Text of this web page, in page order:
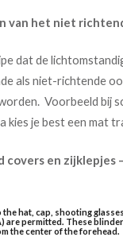
van het niet
dat de
als niet-richtende
Voorbeeld bij
kies je best een mat
covers en zijklepjes
hat, cap, shooting
are permitted. These
the center of the forehead.